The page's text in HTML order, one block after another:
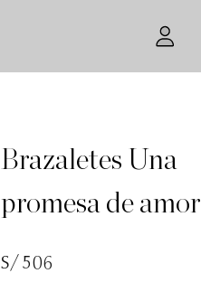
Brazaletes Una
promesa de amor
S/ 506